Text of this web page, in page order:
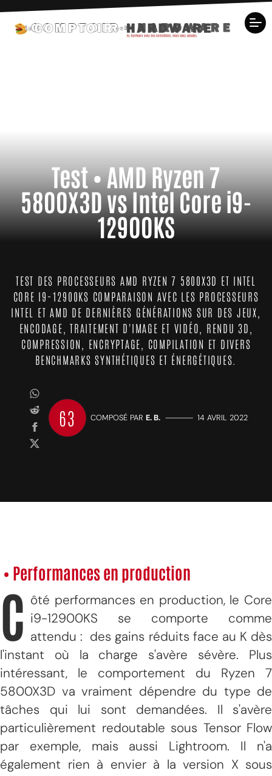
Test • AMD Ryzen 7
5800X3D vs Intel Core i9-
12900KS
TEST DES PROCESSEURS AMD RYZEN 7 5800X3D ET INTEL
CORE I9-12900KS COMPARAISON AVEC LES PROCESSEURS
INTEL ET AMD DE DERNIÈRES GÉNÉRATIONS SUR DES JEUX,
ENCODAGE, TRAITEMENT D'IMAGE ET VIDÉO, RENDU 3D,
COMPRESSION, ENCRYPTAGE, COMPILATION ET DIVERS
BENCHMARKS SYNTHÉTIQUES ET ÉNERGÉTIQUES.
63 COMPOSÉ PAR E. B. ————— 14 AVRIL 2022
• Performances en production
C ôté performances en production, le Core
i9-12900KS se comporte comme
attendu : des gains réduits face au K dès
l'instant où la charge s'avère sévère. Plus
intéressant, le comportement du Ryzen 7
5800X3D va vraiment dépendre du type de
tâches qui lui sont demandées. Il s'avère
particulièrement redoutable sous Tensor Flow
par exemple, mais aussi Lightroom. Il n'a
également rien à envier à la version X sous